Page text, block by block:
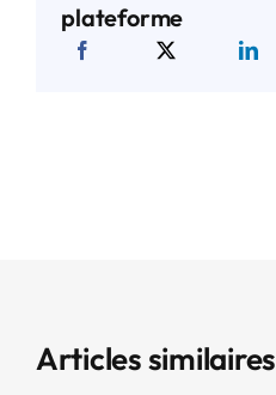
plateforme
Articles similaires